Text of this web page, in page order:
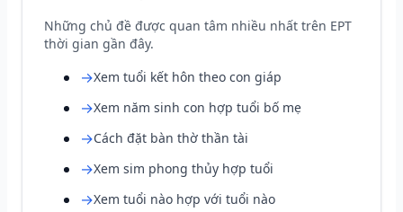
Những chủ đề được quan tâm nhiều nhất trên EPT
thời gian gần đây.
→Xem tuổi kết hôn theo con giáp
→Xem năm sinh con hợp tuổi bố mẹ
→Cách đặt bàn thờ thần tài
→Xem sim phong thủy hợp tuổi
→Xem tuổi nào hợp với tuổi nào